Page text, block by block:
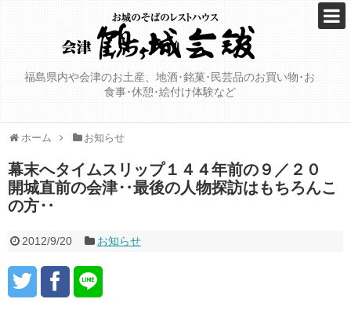
福島県内や会津のお土産、地酒･銘菓･民芸品のお買い物･お
食事･休憩･絵付け体験など
ホーム お知らせ
幕末へタイムスリップ１４４年前の９／２０
開城直前の会津‥最後の人物探訪はもちろんこ
の方‥
2012/9/20 お知らせ